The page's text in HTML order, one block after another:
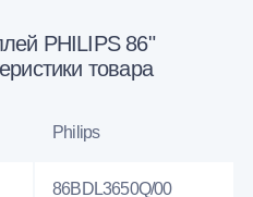
PHILIPS 86"
товара
Philips
86BDL3650Q/00